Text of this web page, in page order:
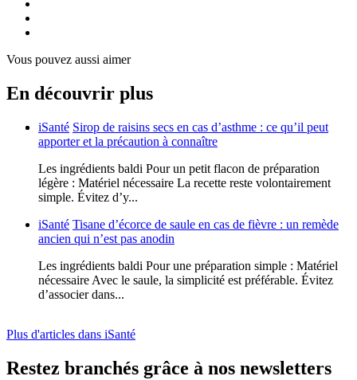
Vous pouvez aussi aimer
En découvrir plus
iSanté Sirop de raisins secs en cas d’asthme : ce qu’il peut
apporter et la précaution à connaître
Les ingrédients baldi Pour un petit flacon de préparation
légère : Matériel nécessaire La recette reste volontairement
simple. Évitez d’y...
iSanté Tisane d’écorce de saule en cas de fièvre : un remède
ancien qui n’est pas anodin
Les ingrédients baldi Pour une préparation simple : Matériel
nécessaire Avec le saule, la simplicité est préférable. Évitez
d’associer dans...
Plus d'articles dans iSanté
Restez branchés grâce à nos newsletters